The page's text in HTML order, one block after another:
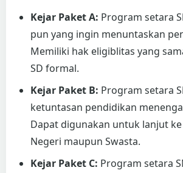
Kejar Paket A: Program setara
pun yang ingin menuntaskan
Memiliki hak eligiblitas yang
SD formal.
Kejar Paket B: Program setara
ketuntasan pendidikan
Dapat digunakan untuk lanjut ke
Negeri maupun Swasta.
Kejar Paket C: Program setara